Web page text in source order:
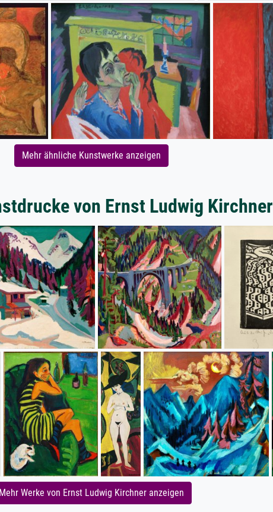
Mehr ähnliche Kunstwerke anzeigen
von Ernst Ludwig Kirchner
Mehr Werke von Ernst Ludwig Kirchner anzeigen